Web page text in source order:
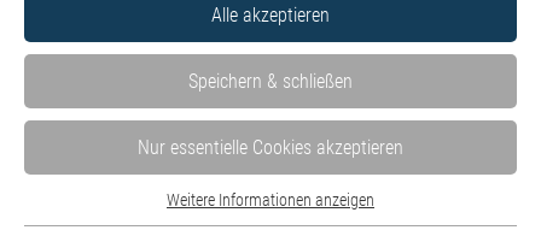
Hier finden Sie alle Stellenangebote in unseren Kliniken und
Einrichtungen – wohnortnah in ganz Oberbayern. Mit Klick auf
die einzelnen Kliniken können Sie die dort ausgeschriebenen
Stellenangebote ganz einfach filtern.
Stellen der IT des Bezirks Oberbayern GmbH finden Sie hier auf
Website der IT.
Wir freuen uns über Ihre Bewerbung – unabhängig von Ihrer
kulturellen und sozialen Herkunft, von Alter, Religion,
Alle akzeptieren
Speichern & schließen
Nur essentielle Cookies akzeptieren
Weitere Informationen anzeigen